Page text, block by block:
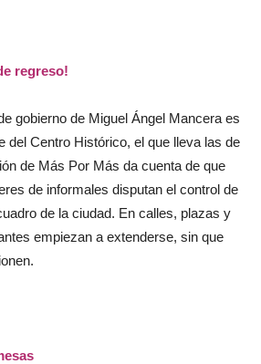
regreso!
gobierno de Miguel Ángel Mancera es
del Centro Histórico, el que lleva las de
de Más Por Más da cuenta de que
de informales disputan el control de
de la ciudad. En calles, plazas y
empiezan a extenderse, sin que